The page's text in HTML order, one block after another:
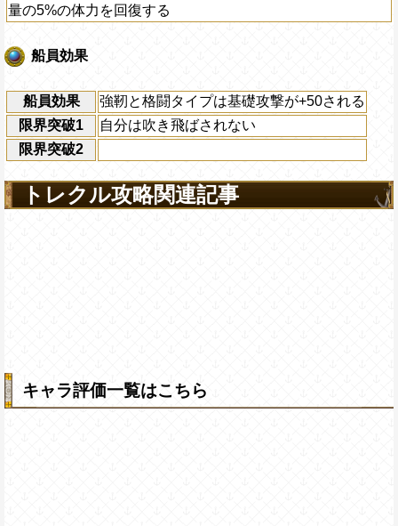
量の5%の体力を回復する
船員効果
船員効果
強靭と格闘タイプは基礎攻撃が+50される
限界突破1
自分は吹き飛ばされない
限界突破2
トレクル攻略関連記事
キャラ評価一覧はこちら